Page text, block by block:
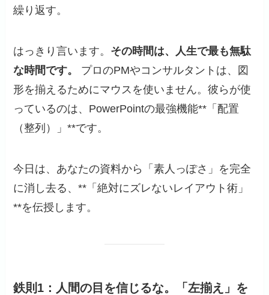
繰り返す。
はっきり言います。 その時間は、人生で最も無駄
な時間です。
プロのPMやコンサルタントは、図
形を揃えるためにマウスを使いません。彼らが使
っているのは、PowerPointの最強機能**「配置
（整列）」**です。
今日は、あなたの資料から「素人っぽさ」を完全
に消し去る、**「絶対にズレないレイアウト術」
**を伝授します。
鉄則1：人間の目を信じるな。「左揃え」を